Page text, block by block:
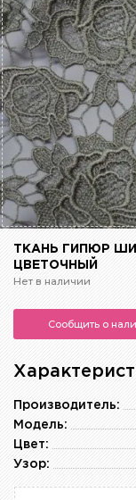
ТКАНЬ ГИПЮР
ЦВЕТОЧНЫЙ
Нет в наличии
Сообщить о
Производитель:
Модель:
Цвет:
Узор: